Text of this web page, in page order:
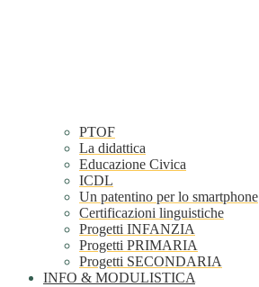
PTOF
La didattica
Educazione Civica
ICDL
Un patentino per lo smartphone
Certificazioni linguistiche
Progetti INFANZIA
Progetti PRIMARIA
Progetti SECONDARIA
INFO & MODULISTICA